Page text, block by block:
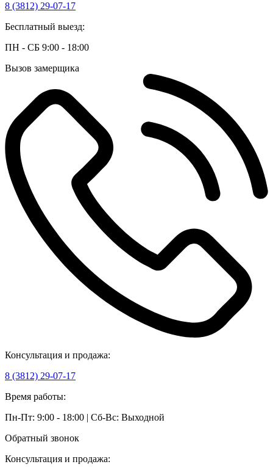
8 (3812) 29-07-17
Бесплатный выезд:
ПН - СБ 9:00 - 18:00
Вызов замерщика
Консультация и продажа:
8 (3812) 29-07-17
Время работы:
Пн-Пт: 9:00 - 18:00 | Сб-Вс: Выходной
Обратный звонок
Консультация и продажа: